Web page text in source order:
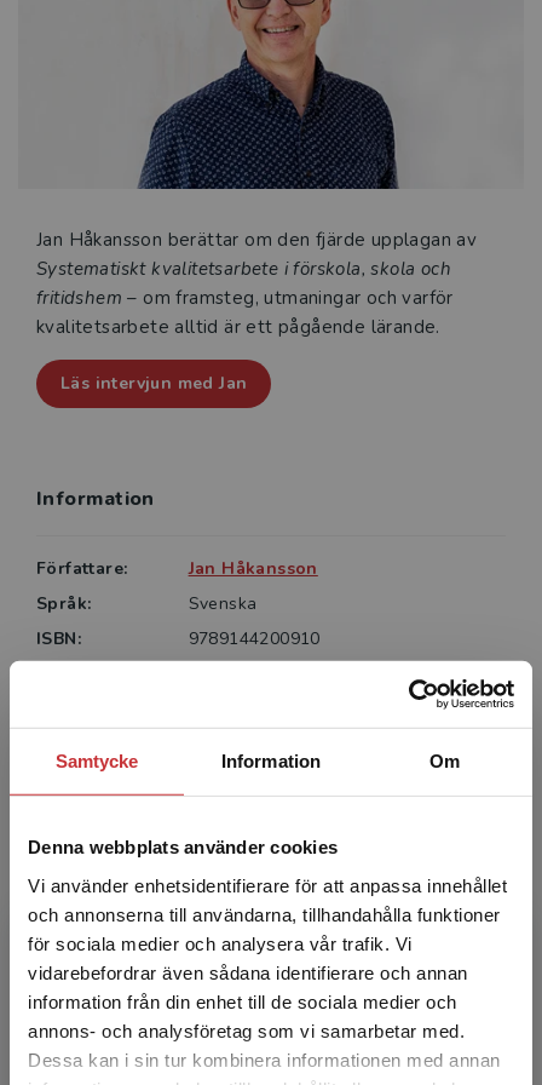
Samtycke Information Om
Denna webbplats använder cookies
Vi använder enhetsidentifierare för att anpassa innehållet
och annonserna till användarna, tillhandahålla funktioner
för sociala medier och analysera vår trafik. Vi
vidarebefordrar även sådana identifierare och annan
information från din enhet till de sociala medier och
annons- och analysföretag som vi samarbetar med.
Dessa kan i sin tur kombinera informationen med annan
Begränsad fraktregion
särskilt i fråga om läroplansförändringar, men också i
relation till förändringar av nationella regleringar och
rekommendationer kring det systematiska
kvalitetsarbetet.
Boken vänder sig till alla som är berörda av
är lämplig som kurslitteratur i rektors- och
lärarutbildningar samt som handbok för verksamma
inom alla skolformer och fritidshem.
Jan Håkansson berättar om den fjärde upplagan av
Systematiskt kvalitetsarbete i förskola, skola och
fritidshem – om framsteg, utmaningar och varför
kvalitetsarbete alltid är ett pågående lärande.
Läs intervjun med Jan
Information
Författare:
Jan Håkansson
Språk:
Svenska
ISBN:
9789144200910
Upplaga:
Författare